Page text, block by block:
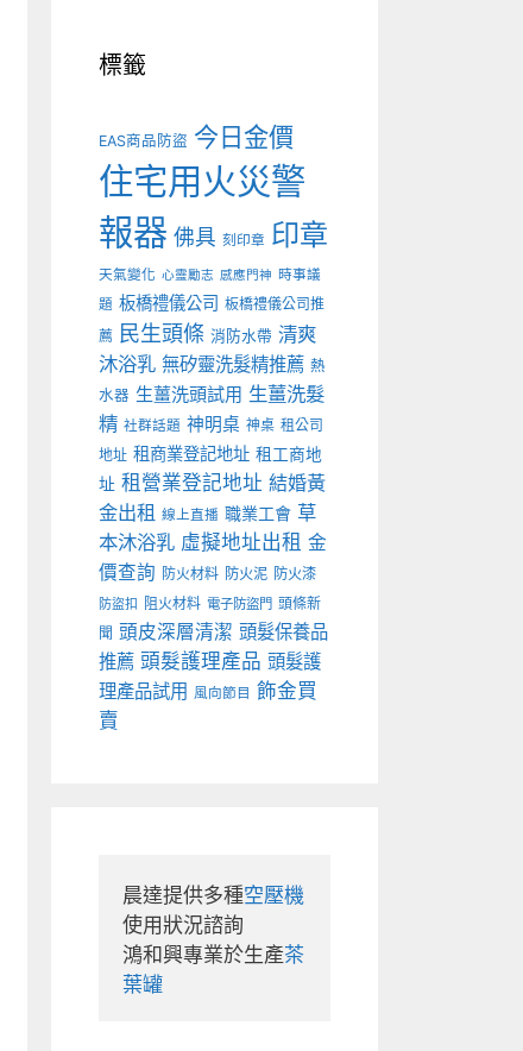
標籤
EAS商品防盜 今日金價
住宅用火災警
報器 佛具 刻印章 印章
天氣變化 心靈勵志 感應門神 時事議
題 板橋禮儀公司 板橋禮儀公司推
薦 民生頭條 消防水帶 清爽
沐浴乳 無矽靈洗髮精推薦 熱
水器 生薑洗頭試用 生薑洗髮
精 社群話題 神明桌 神桌 租公司
地址 租商業登記地址 租工商地
址 租營業登記地址 結婚黃
金出租 線上直播 職業工會 草
本沐浴乳 虛擬地址出租 金
價查詢 防火材料 防火泥 防火漆
防盜扣 阻火材料 電子防盜門 頭條新
聞 頭皮深層清潔 頭髮保養品
推薦 頭髮護理產品 頭髮護
理產品試用 風向節目 飾金買
賣
晨達提供多種空壓機
使用狀況諮詢
鴻和興專業於生產茶
葉罐